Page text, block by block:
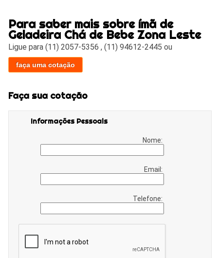
Para saber mais sobre ímã de
Geladeira Chá de Bebe Zona Leste
Ligue para(11) 2057-5356 ,(11) 94612-2445 ou
faça uma cotação
Faça sua cotação
Informações Pessoais
Nome:
Email:
Telefone: